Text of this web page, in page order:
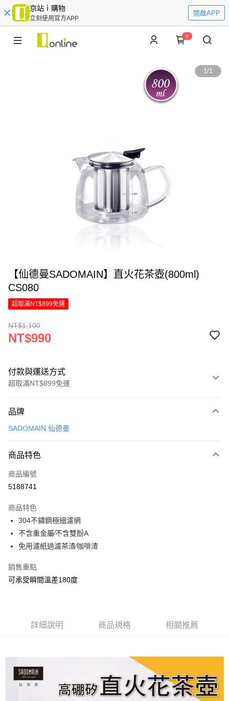
京站ｉ購物
立刻使用官方APP
開啟APP
0
1/1
【仙德曼SADOMAIN】直火花茶壺(800ml)
CS080
超取滿NT$899免運
NT$1,100
NT$990
付款與運送方式
超取滿NT$899免運
信用卡一次付款
Apple Pay
街口支付
Google Pay
全盈+PAY
大哥付你分期
相關說明
1.本服務由台灣大哥大提供，台灣大哥大用戶可立即使用無須另外申請。
3.實際核准額度、可分期數及費用金額請依後續交易確認頁面所載為準。
4.訂單成立30分鐘內，如未前往確認交易或遇審核未通過，訂單將自動取
【繳款方式說明】
1.分期款項不併入電信帳單，「大哥付你分期」於每月結算日後寄送繳費提
醒簡訊。
2.透過簡訊連結打開帳單後，可選擇「超商條碼／台灣大直營門市／銀行轉
帳／街口支付／iPASS MONEY」等通路繳費。
AFTEE先享後付
便利好安心！
【「AFTEE先享後付」結帳流程】
１．於結帳方式選擇「AFTEE先享後付」後，將跳轉至「AFTEE先享後付」
結帳頁面，進行簡訊認證並確認金額後，即可完成結帳。
２．訂單成立數日內，您將收到繳費通知簡訊。
付款後全家取貨
每筆NT$70，滿NT$899(含以上)免運費
付款後7-11取貨
品牌
SADOMAIN 仙德曼
商品特色
商品編號
5188741
商品特色
304不鏽鋼極細濾網
不含重金屬∕不含雙酚A
免用濾紙過濾茶渣∕咖啡渣
銷售重點
可承受瞬間溫差180度
詳細說明 商品規格 相關推薦